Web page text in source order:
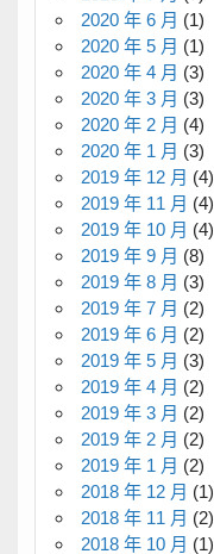
2020 年 6 月 (1)
2020 年 5 月 (1)
2020 年 4 月 (3)
2020 年 3 月 (3)
2020 年 2 月 (4)
2020 年 1 月 (3)
2019 年 12 月 (4)
2019 年 11 月 (4)
2019 年 10 月 (4)
2019 年 9 月 (8)
2019 年 8 月 (3)
2019 年 7 月 (2)
2019 年 6 月 (2)
2019 年 5 月 (3)
2019 年 4 月 (2)
2019 年 3 月 (2)
2019 年 2 月 (2)
2019 年 1 月 (2)
2018 年 12 月 (1)
2018 年 11 月 (2)
2018 年 10 月 (1)